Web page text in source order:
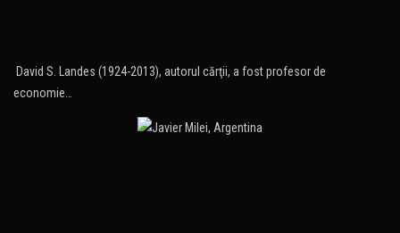
David S. Landes (1924-2013), autorul cărţii, a fost profesor de
economie…